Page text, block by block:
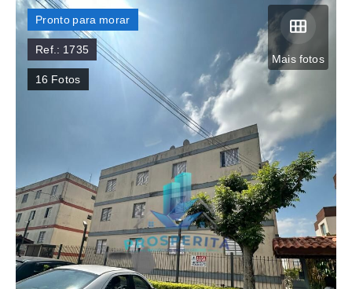
Mais fotos
Pronto para morar
Ref.: 1735
16 Fotos